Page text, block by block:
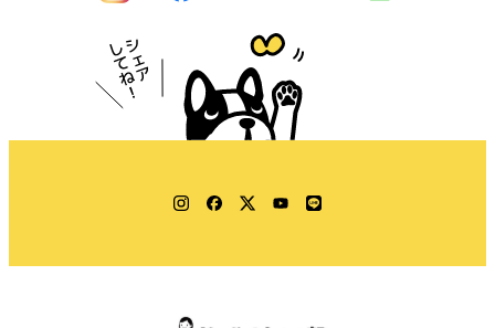
Instagram
Facebook
TwitterYouTube
LINE